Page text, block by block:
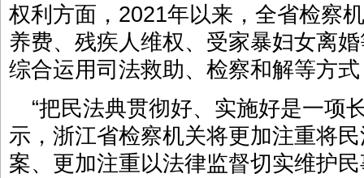
权利方面，2021年以来，全省检察
养费、残疾人维权、受家暴妇女离
综合运用司法救助、检察和解等方
“把民法典贯彻好、实施好是一项
示，浙江省检察机关将更加注重将
案、更加注重以法律监督切实维护